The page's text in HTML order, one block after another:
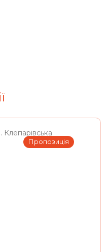
Пропозиція